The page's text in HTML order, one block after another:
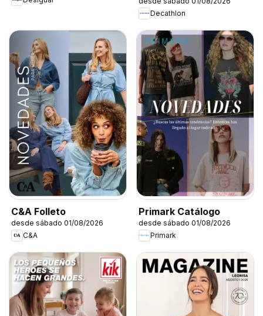
Decathlon
C&A Folleto
desde sábado 01/08/2026
C&A
Primark Catálogo
desde sábado 01/08/2026
Primark